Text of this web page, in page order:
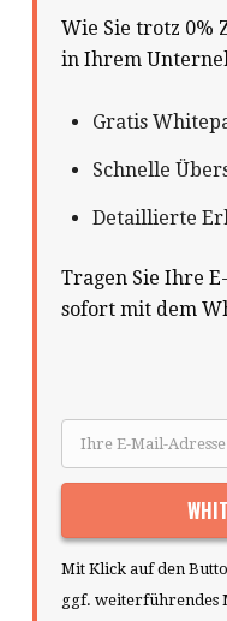
Wie Sie trotz 0%
in Ihrem
Gratis
Schnelle
Detaillierte
Tragen Sie Ihre
sofort mit dem
Mit Klick auf den
ggf. weiterführendes